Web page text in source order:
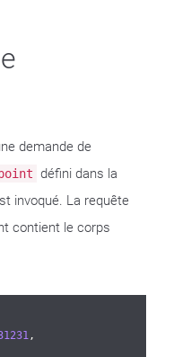
demande de
défini dans la
invoqué. La requête
contient le corps
,